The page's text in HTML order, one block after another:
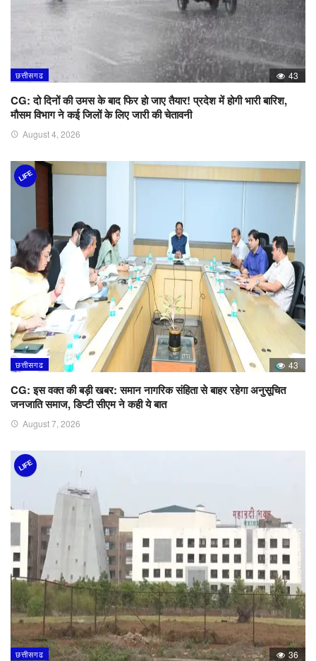
छत्तीसगढ 43
CG: दो दिनों की उमस के बाद फिर हो जाए तैयार! प्रदेश में होगी भारी बारिश,
मौसम विभाग ने कई जिलों के लिए जारी की चेतावनी
August 4, 2026
LIFE
छत्तीसगढ 43
CG: इस वक्त की बड़ी खबर: समान नागरिक संहिता से बाहर रहेगा अनुसूचित
जनजाति समाज, डिप्टी सीएम ने कही ये बात
August 7, 2026
LIFE
छत्तीसगढ 36